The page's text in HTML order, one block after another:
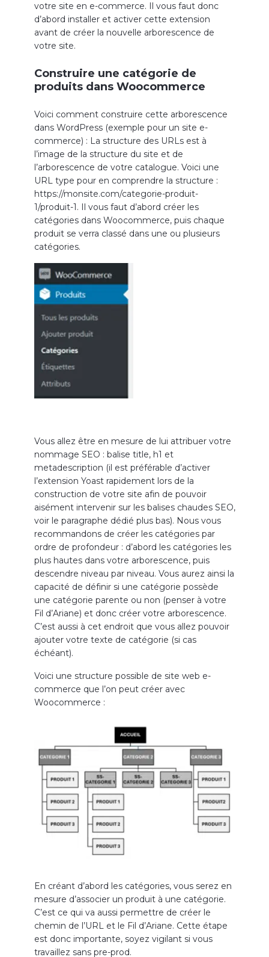
votre site en e-commerce. Il vous faut donc
d’abord installer et activer cette extension
avant de créer la nouvelle arborescence de
votre site.
Construire une catégorie de
produits dans Woocommerce
Voici comment construire cette arborescence
dans WordPress (exemple pour un site e-
commerce) : La structure des URLs est à
l’image de la structure du site et de
l’arborescence de votre catalogue. Voici une
URL type pour en comprendre la structure :
https://monsite.com/categorie-produit-
1/produit-1. Il vous faut d’abord créer les
catégories dans Woocommerce, puis chaque
produit se verra classé dans une ou plusieurs
catégories.
Vous allez être en mesure de lui attribuer votre
nommage SEO : balise title, h1 et
metadescription (il est préférable d’activer
l’extension Yoast rapidement lors de la
construction de votre site afin de pouvoir
aisément intervenir sur les balises chaudes SEO,
voir le paragraphe dédié plus bas). Nous vous
recommandons de créer les catégories par
ordre de profondeur : d’abord les catégories les
plus hautes dans votre arborescence, puis
descendre niveau par niveau. Vous aurez ainsi la
capacité de définir si une catégorie possède
une catégorie parente ou non (penser à votre
Fil d’Ariane) et donc créer votre arborescence.
C’est aussi à cet endroit que vous allez pouvoir
ajouter votre texte de catégorie (si cas
échéant).
Voici une structure possible de site web e-
commerce que l’on peut créer avec
Woocommerce :
En créant d’abord les catégories, vous serez en
mesure d’associer un produit à une catégorie.
C’est ce qui va aussi permettre de créer le
chemin de l’URL et le Fil d’Ariane. Cette étape
est donc importante, soyez vigilant si vous
travaillez sans pre-prod.